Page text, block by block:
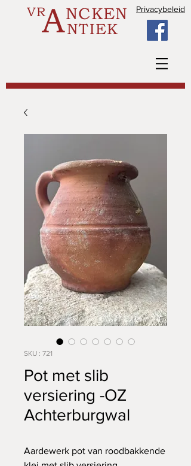
VRANTIEK
Privacybeleid
NCKEN
SKU : 721
Pot met slib
versiering -OZ
Achterburgwal
Aardewerk pot van roodbakkende